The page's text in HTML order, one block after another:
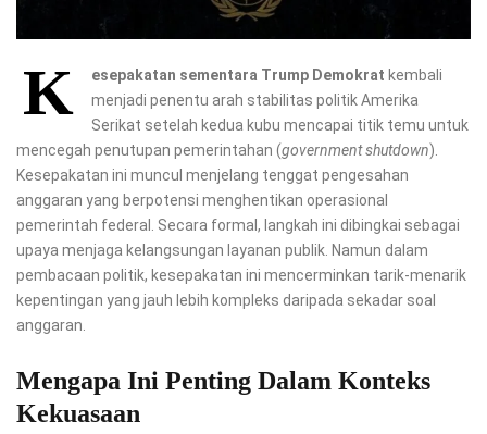
K esepakatan sementara Trump Demokrat kembali
menjadi penentu arah stabilitas politik Amerika
Serikat setelah kedua kubu mencapai titik temu untuk
mencegah penutupan pemerintahan (government shutdown).
Kesepakatan ini muncul menjelang tenggat pengesahan
anggaran yang berpotensi menghentikan operasional
pemerintah federal. Secara formal, langkah ini dibingkai sebagai
upaya menjaga kelangsungan layanan publik. Namun dalam
pembacaan politik, kesepakatan ini mencerminkan tarik-menarik
kepentingan yang jauh lebih kompleks daripada sekadar soal
anggaran.
Mengapa Ini Penting Dalam Konteks
Kekuasaan